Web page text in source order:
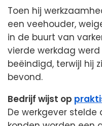
Toen hij
een veehouder,
in de buurt van
vierde werkdag
beëindigd, terwijl hij
bevond.
Bedrijf wijst op
De werkgever